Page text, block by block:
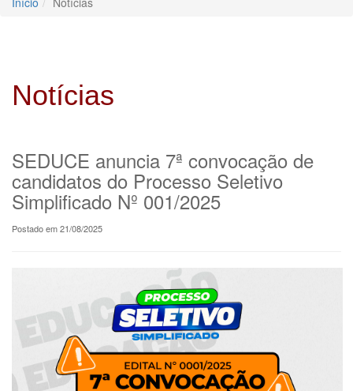
Notícias
SEDUCE anuncia 7ª convocação de
candidatos do Processo Seletivo
Simplificado Nº 001/2025
Postado em 21/08/2025